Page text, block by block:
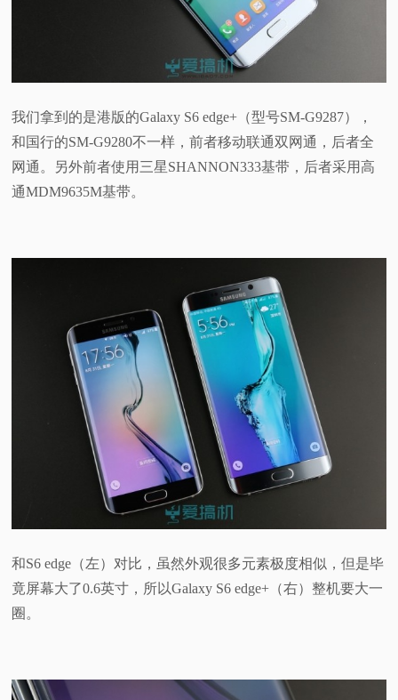
我们拿到的是港版的Galaxy S6 edge+（型号SM-G9287），
和国行的SM-G9280不一样，前者移动联通双网通，后者全
网通。另外前者使用三星SHANNON333基带，后者采用高
通MDM9635M基带。
和S6 edge（左）对比，虽然外观很多元素极度相似，但是毕
竟屏幕大了0.6英寸，所以Galaxy S6 edge+（右）整机要大一
圈。